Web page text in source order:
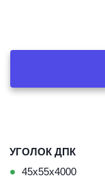
УГОЛОК ДПК
45х55х4000